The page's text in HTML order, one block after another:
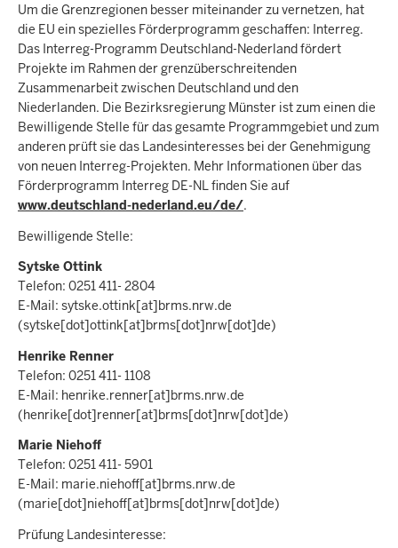
Um die Grenzregionen besser miteinander zu vernetzen, hat
die EU ein spezielles Förderprogramm geschaffen: Interreg.
Das Interreg-Programm Deutschland-Nederland fördert
Projekte im Rahmen der grenzüberschreitenden
Zusammenarbeit zwischen Deutschland und den
Niederlanden. Die Bezirksregierung Münster ist zum einen die
Bewilligende Stelle für das gesamte Programmgebiet und zum
anderen prüft sie das Landesinteresses bei der Genehmigung
von neuen Interreg-Projekten. Mehr Informationen über das
Förderprogramm Interreg DE-NL finden Sie auf
www.deutschland-nederland.eu/de/.
Bewilligende Stelle:
Sytske Ottink
Telefon: 0251 411- 2804
E-Mail: sytske.ottink[at]brms.nrw.de
(sytske[dot]ottink[at]brms[dot]nrw[dot]de)
Henrike Renner
Telefon: 0251 411- 1108
E-Mail: henrike.renner[at]brms.nrw.de
(henrike[dot]renner[at]brms[dot]nrw[dot]de)
Marie Niehoff
Telefon: 0251 411- 5901
E-Mail: marie.niehoff[at]brms.nrw.de
(marie[dot]niehoff[at]brms[dot]nrw[dot]de)
Prüfung Landesinteresse: